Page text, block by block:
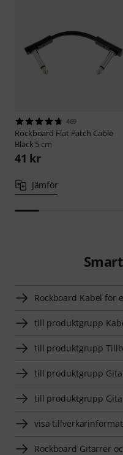
469
Rockboard Flat Patch Cable
Black 5 cm
41 kr
Jämför
Rockboard Kabel för
till produktgrupp
till produktgrupp
till produktgrupp
till produktgrupp
visa
Rockboard Gitarrer